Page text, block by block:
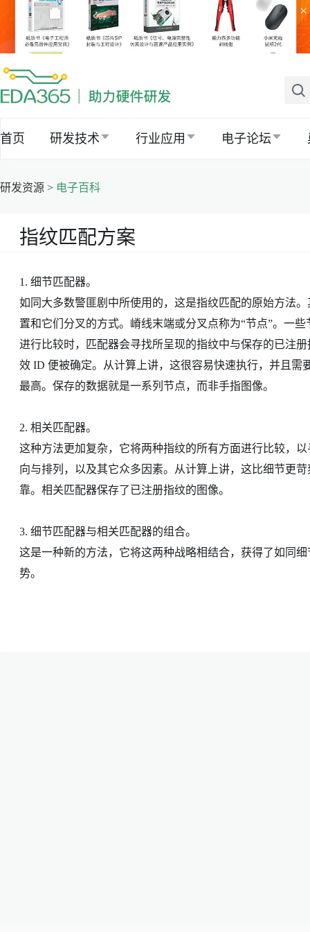
×
首页 研发技术 行业应用 电子论坛
研发资源 > 电子百科
指纹匹配方案
1. 细节匹配器。
如同大多数警匪剧中所使用的，这是指纹匹配的原始方法
置和它们分叉的方式。嵴线末端或分叉点称为“节点”。一
进行比较时，匹配器会寻找所呈现的指纹中与保存的已注
效 ID 便被确定。从计算上讲，这很容易快速执行，并且
最高。保存的数据就是一系列节点，而非手指图像。
2. 相关匹配器。
这种方法更加复杂，它将两种指纹的所有方面进行比较，
向与排列，以及其它众多因素。从计算上讲，这比细节更
靠。相关匹配器保存了已注册指纹的图像。
3. 细节匹配器与相关匹配器的组合。
这是一种新的方法，它将这两种战略相结合，获得了如同
势。